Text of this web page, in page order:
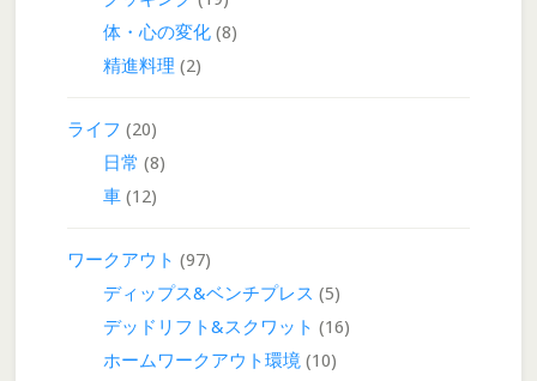
体・心の変化(8)
精進料理 (2)
ライフ (20)
日常 (8)
車(12)
ワークアウト (97)
ディップス&ベンチプレス (5)
デッドリフト&スクワット (16)
ホームワークアウト環境(10)